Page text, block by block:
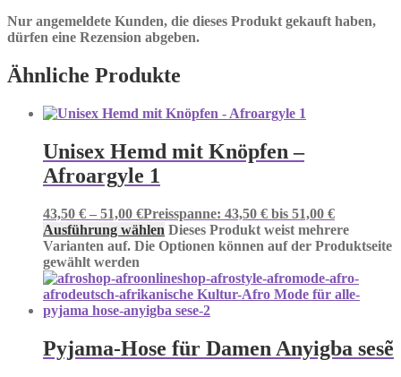
Nur angemeldete Kunden, die dieses Produkt gekauft haben,
dürfen eine Rezension abgeben.
Ähnliche Produkte
Unisex Hemd mit Knöpfen –
Afroargyle 1
43,50 € – 51,00 €Preisspanne: 43,50 € bis 51,00 €
Ausführung wählen Dieses Produkt weist mehrere
Varianten auf. Die Optionen können auf der Produktseite
gewählt werden
Pyjama-Hose für Damen Anyigba sesẽ